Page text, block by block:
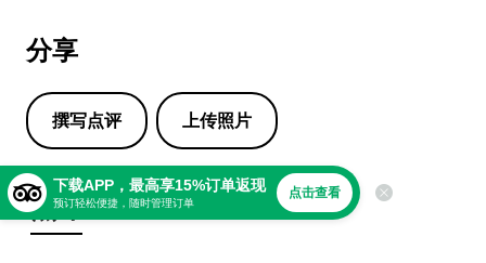
分享
撰写点评 上传照片
点评
下载APP，最高享15%订单返现
预订轻松便捷，随时管理订单
点击查看